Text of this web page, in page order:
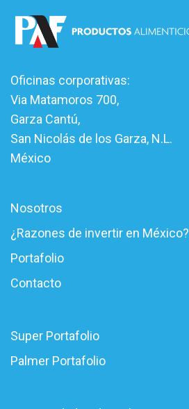
Oficinas corporativas:
Via Matamoros 700,
Garza Cantú,
San Nicolás de los Garza, N.L.
México
Nosotros
¿Razones de invertir en México?
Portafolio
Contacto
Super Portafolio
Palmer Portafolio